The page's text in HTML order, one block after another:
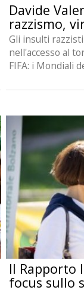
Davide
razzismo,
Gli insulti
nell'accesso al
FIFA: i Mondiali
Il Rapporto
focus sullo